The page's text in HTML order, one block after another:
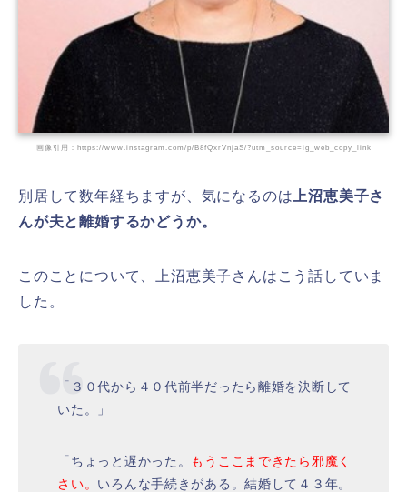
画像引用：https://www.instagram.com/p/B8fQxrVnjaS/?utm_source=ig_web_copy_link
別居して数年経ちますが、気になるのは 上沼恵美子さ
んが夫と離婚するかどうか。
このことについて、上沼恵美子さんはこう話していま
した。
「３０代から４０代前半だったら離婚を決断して
いた。」
「ちょっと遅かった。
もうここまできたら邪魔く
さい。 いろんな手続きがある。結婚して４３年。